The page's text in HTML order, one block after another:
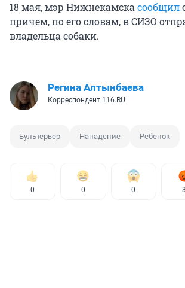
18 мая, мэр Нижнекамска сообщил
причем, по его словам, в СИЗО
владельца собаки.
Регина Алтынбаева
Корреспондент 116.RU
Бультерьер Нападение Ребенок
0 0 0 3